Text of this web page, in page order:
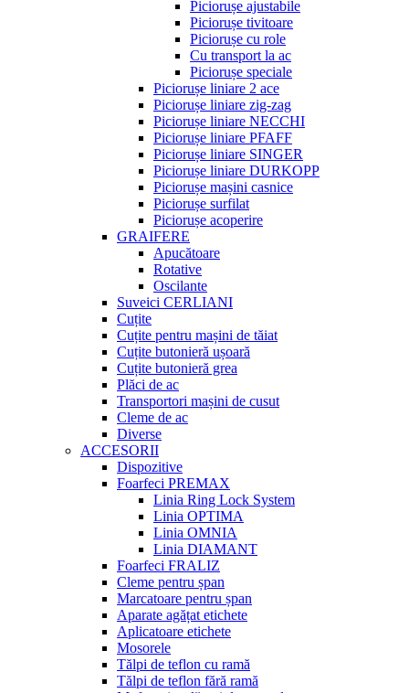
Piciorușe ajustabile
Piciorușe tivitoare
Piciorușe cu role
Cu transport la ac
Piciorușe speciale
Piciorușe liniare 2 ace
Piciorușe liniare zig-zag
Piciorușe liniare NECCHI
Piciorușe liniare PFAFF
Piciorușe liniare SINGER
Piciorușe liniare DURKOPP
Piciorușe mașini casnice
Piciorușe surfilat
Piciorușe acoperire
GRAIFERE
Apucătoare
Rotative
Oscilante
Suveici CERLIANI
Cuțite
Cuțite pentru mașini de tăiat
Cuțite butonieră ușoară
Cuțite butonieră grea
Plăci de ac
Transportori mașini de cusut
Cleme de ac
Diverse
ACCESORII
Dispozitive
Foarfeci PREMAX
Linia Ring Lock System
Linia OPTIMA
Linia OMNIA
Linia DIAMANT
Foarfeci FRALIZ
Cleme pentru șpan
Marcatoare pentru șpan
Aparate agățat etichete
Aplicatoare etichete
Mosorele
Tălpi de teflon cu ramă
Tălpi de teflon fără ramă